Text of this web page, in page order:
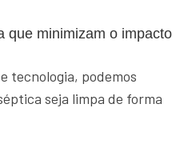
que minimizam o impacto
tecnologia, podemos
seja limpa de forma